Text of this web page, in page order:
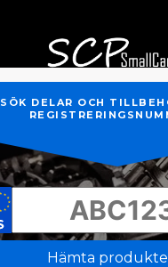
SÖK DELAR OCH
Hämta